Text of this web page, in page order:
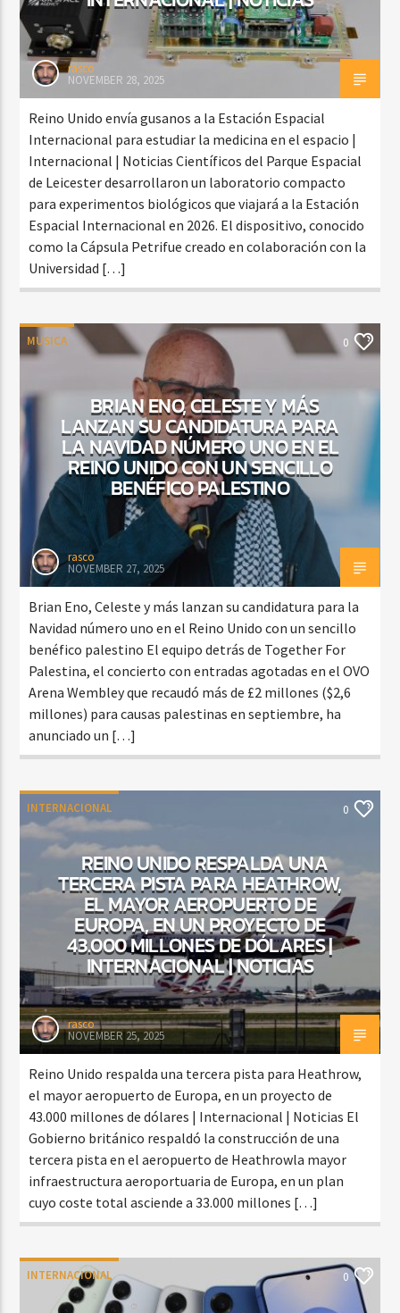
rasco
NOVEMBER 28, 2025
Reino Unido envía gusanos a la Estación Espacial
Internacional para estudiar la medicina en el espacio |
Internacional | Noticias Científicos del Parque Espacial
de Leicester desarrollaron un laboratorio compacto
para experimentos biológicos que viajará a la Estación
Espacial Internacional en 2026. El dispositivo, conocido
como la Cápsula Petrifue creado en colaboración con la
Universidad […]
MUSICA 0
BRIAN ENO, CELESTE Y MÁS
LANZAN SU CANDIDATURA PARA
LA NAVIDAD NÚMERO UNO EN EL
REINO UNIDO CON UN SENCILLO
BENÉFICO PALESTINO
rasco
NOVEMBER 27, 2025
Brian Eno, Celeste y más lanzan su candidatura para la
Navidad número uno en el Reino Unido con un sencillo
benéfico palestino El equipo detrás de Together For
Palestina, el concierto con entradas agotadas en el OVO
Arena Wembley que recaudó más de £2 millones ($2,6
millones) para causas palestinas en septiembre, ha
anunciado un […]
INTERNACIONAL 0
REINO UNIDO RESPALDA UNA
TERCERA PISTA PARA HEATHROW,
EL MAYOR AEROPUERTO DE
EUROPA, EN UN PROYECTO DE
43.000 MILLONES DE DÓLARES |
INTERNACIONAL | NOTICIAS
rasco
NOVEMBER 25, 2025
Reino Unido respalda una tercera pista para Heathrow,
el mayor aeropuerto de Europa, en un proyecto de
43.000 millones de dólares | Internacional | Noticias El
Gobierno británico respaldó la construcción de una
tercera pista en el aeropuerto de Heathrowla mayor
infraestructura aeroportuaria de Europa, en un plan
cuyo coste total asciende a 33.000 millones […]
INTERNACIONAL 0